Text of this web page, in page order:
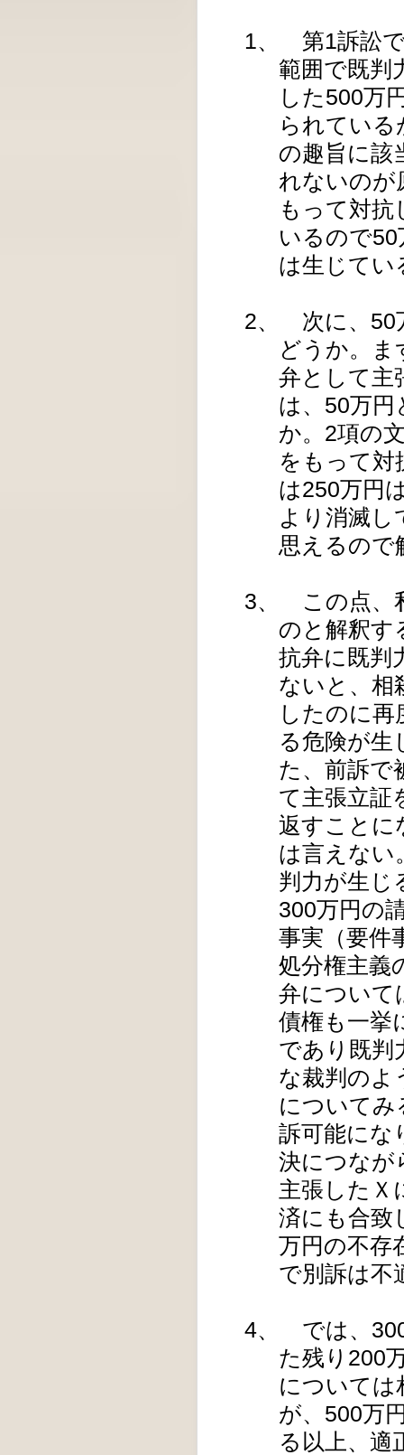
1、 第1訴訟
範囲で既判
した500万
られている
の趣旨に該
れないのが
もって対抗
いるので
は生じてい
2、 次に、50
どうか。ま
弁として主
は、50万
か。2項の
をもって対
は250万円
より消滅し
思えるので
3、 この点、
のと解釈す
抗弁に既判
ないと、相
したのに
る危険が生
た、前訴で
て主張立証
返すことに
は言えない
判力が生じ
300万円の
事実（要件
処分権主義
弁について
債権も一挙
であり既判
な裁判のよ
についてみ
訴可能にな
決につなが
主張したＸ
済にも合致
万円の不存
で別訴は不
4、 では、
た残り200
については
が、500万
る以上、適